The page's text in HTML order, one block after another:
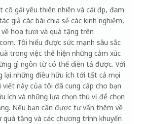
gái yêu thiên nhiên và cái đẹp, đam
giả các bài chia sẻ các kinh nghiệm,
hoa tươi và quà tặng trên
Tôi hiểu được sức mạnh sâu sắc
trong việc thể hiện những cảm xúc
gì ngôn từ có thể diễn tả được. Với
lại những điều hữu ích tới tất cả mọi
viết này của tôi đã cung cấp cho bạn
ích và những lựa chọn thú vị để chọn
Nếu bạn cần được tư vấn thêm về
tặng và các chương trình khuyến